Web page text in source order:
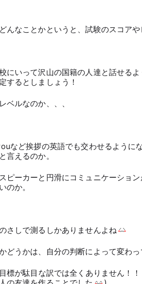
んなことかというと、試験のスコアや
にいって沢山の国籍の人達と話せる
するとしましょう！
ベルなのか、、、
など挨拶の英語でも交わせるように
言えるのか。
ピーカーと円滑にコミュニケーショ
のか。
さしで測るしかありませんよね
どうかは、自分の判断によって変わっ
標が駄目な訳では全くありません！